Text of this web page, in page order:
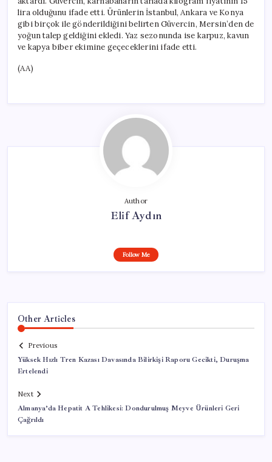
lira olduğunu ifade etti. Ürünlerin İstanbul, Ankara ve Konya
gibi birçok ile gönderildiğini belirten Güvercin, Mersin’den de
yoğun talep geldiğini ekledi. Yaz sezonunda ise karpuz, kavun
ve kapya biber ekimine geçeceklerini ifade etti.
(AA)
Author
Elif Aydın
Follow Me
Other Articles
Previous
Yüksek Hızlı Tren Kazası Davasında Bilirkişi Raporu Gecikti, Duruşma
Ertelendi
Next
Almanya’da Hepatit A Tehlikesi: Dondurulmuş Meyve Ürünleri Geri
Çağrıldı